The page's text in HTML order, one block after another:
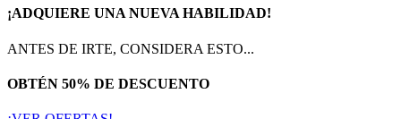
¡ADQUIERE UNA NUEVA HABILIDAD!
ANTES DE IRTE, CONSIDERA ESTO...
OBTÉN 50% DE DESCUENTO